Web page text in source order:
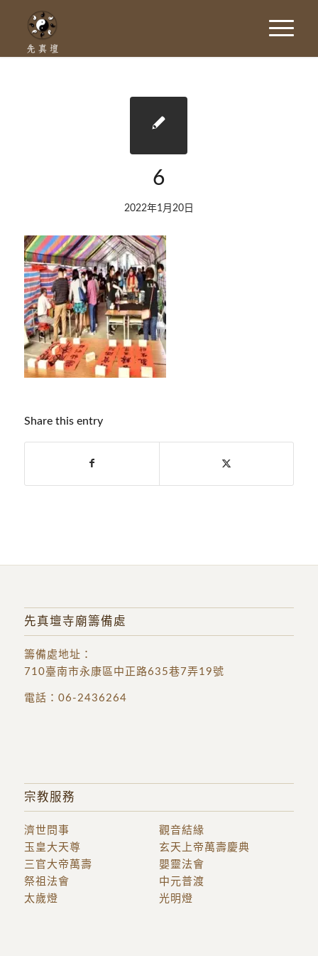
6
2022年1月20日
Share this entry
先真壇寺廟籌備處
籌備處地址 ：
710臺南市永康區中正路635巷7弄19號
電話： 06-2436264
宗教服務
濟世問事
觀音結緣
玉皇大天尊
三官大帝萬壽
玄天上帝萬壽慶典
嬰靈法會
祭祖法會
中元普渡
太歲燈
光明燈